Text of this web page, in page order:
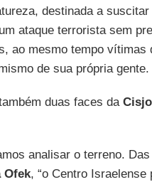
destinada a
ataque terrorista sem
ao mesmo tempo vítimas
de sua própria gente.
duas faces da
analisar o terreno.
Ofek, “o Centro